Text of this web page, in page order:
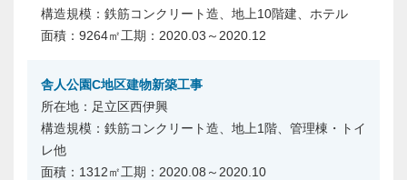
鉄筋コンクリート造、地上10階建、ホテル
9264㎡
2020.03～2020.12
舎人公園C地区建物新築工事
足立区西伊興
鉄筋コンクリート造、地上1階、管理棟・トイ
レ他
1312㎡
2020.08～2020.10